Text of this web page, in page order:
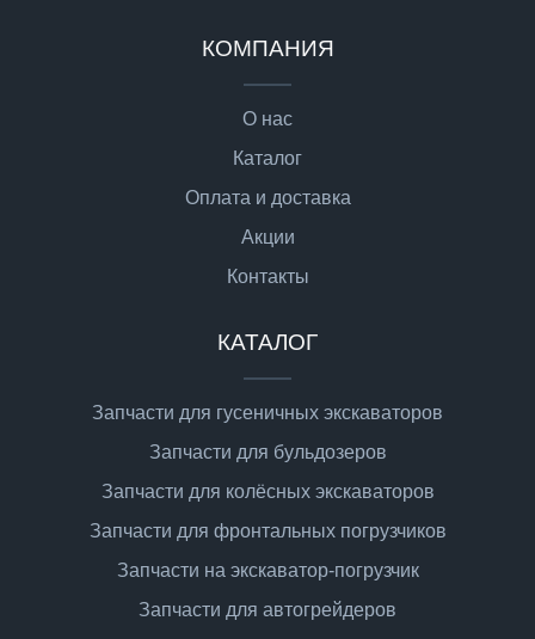
КОМПАНИЯ
О нас
Каталог
Оплата и доставка
Акции
Контакты
КАТАЛОГ
Запчасти для гусеничных экскаваторов
Запчасти для бульдозеров
Запчасти для колёсных экскаваторов
Запчасти для фронтальных погрузчиков
Запчасти на экскаватор-погрузчик
Запчасти для автогрейдеров